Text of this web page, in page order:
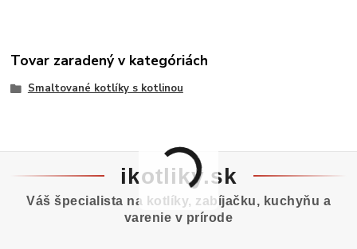
Tovar zaradený v kategóriách
Smaltované kotlíky s kotlinou
ikotliky.sk
Váš špecialista na kotlíky, zabíjačku, kuchyňu a
varenie v prírode